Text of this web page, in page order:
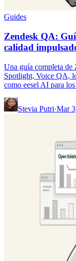
Guides
Zendesk QA:
calidad
Una guía completa
Spotlight, Voice QA,
como eesel AI para
Stevia Putri·Mar